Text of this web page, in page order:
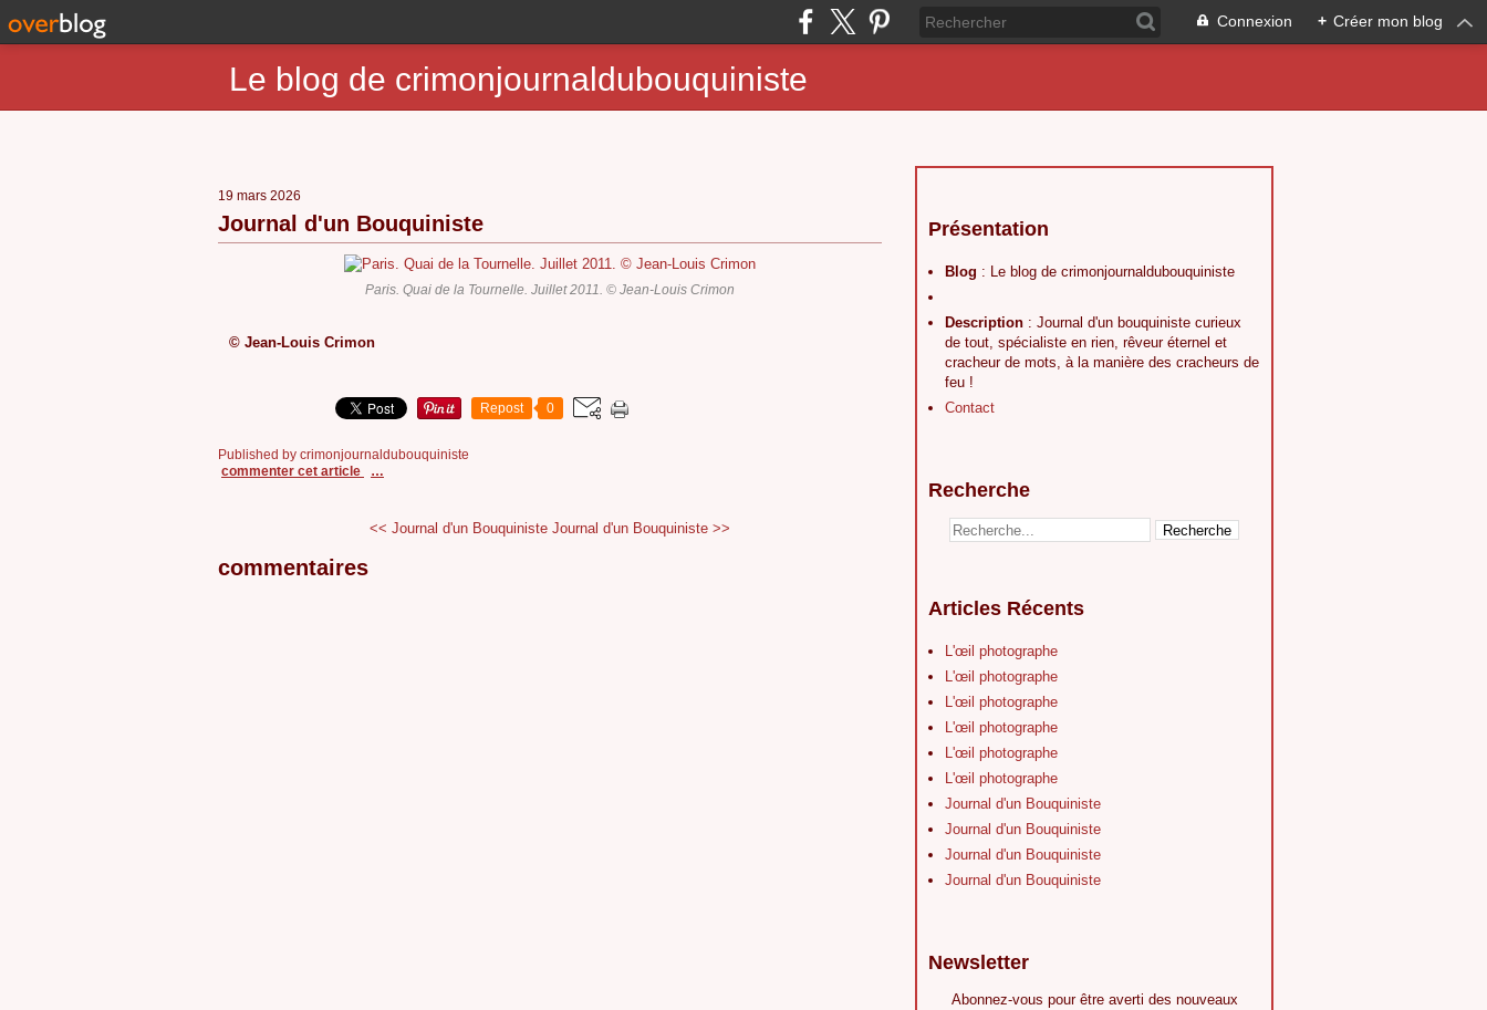
Connexion + Créer mon blog
Le blog de crimonjournaldubouquiniste
19 mars 2026
Journal d'un Bouquiniste
Paris. Quai de la Tournelle. Juillet 2011. © Jean-Louis Crimon
© Jean-Louis Crimon
Repost 0
Published by crimonjournaldubouquiniste
commenter cet article
…
<< Journal d'un Bouquiniste Journal d'un Bouquiniste >>
commentaires
Présentation
Blog : Le blog de crimonjournaldubouquiniste
Description : Journal d'un bouquiniste curieux
de tout, spécialiste en rien, rêveur éternel et
cracheur de mots, à la manière des cracheurs de
feu !
Contact
Recherche
Articles Récents
L'œil photographe
L'œil photographe
L'œil photographe
L'œil photographe
L'œil photographe
L'œil photographe
Journal d'un Bouquiniste
Journal d'un Bouquiniste
Journal d'un Bouquiniste
Journal d'un Bouquiniste
Newsletter
Abonnez-vous pour être averti des nouveaux